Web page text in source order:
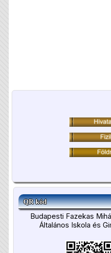
QR kód
Budapesti Fazekas
Általános Iskola és